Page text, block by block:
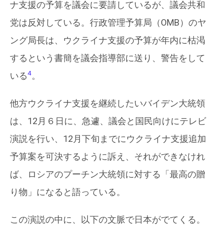
ナ支援の予算を議会に要請しているが、議会共和
党は反対している。行政管理予算局（OMB）のヤ
ング局長は、ウクライナ支援の予算が年内に枯渇
するという書簡を議会指導部に送り、警告をして
いる4。
他方ウクライナ支援を継続したいバイデン大統領
は、12月６日に、急遽、議会と国民向けにテレビ
演説を行い、12月下旬までにウクライナ支援追加
予算案を可決するように訴え、それができなけれ
ば、ロシアのプーチン大統領に対する「最高の贈
り物」になると語っている。
この演説の中に、以下の文脈で日本がでてくる。